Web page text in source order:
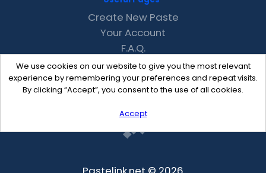
We use cookies on our website to give you the most relevant
experience by remembering your preferences and repeat visits.
By clicking “Accept”, you consent to the use of all cookies.
Accept
Create New Paste
Your Account
F.A.Q.
Recent
Contact